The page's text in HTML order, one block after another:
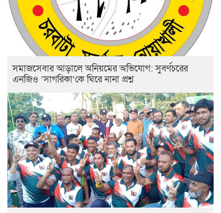
সমাজসেবার আড়ালে অনিয়মের অভিযোগ: সুবর্ণচরের
এনজিও ‘সাগরিকা’কে ঘিরে নানা প্রশ্ন